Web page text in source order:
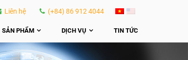
Liên hệ (+84) 86 912 4044
SẢN PHẨM DỊCH VỤ TIN TỨC